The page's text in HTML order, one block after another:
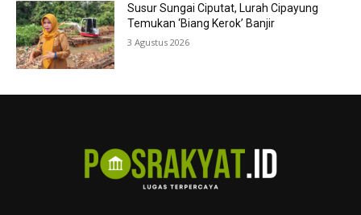
Susur Sungai Ciputat, Lurah Cipayung
Temukan ‘Biang Kerok’ Banjir
3 Agustus 2026